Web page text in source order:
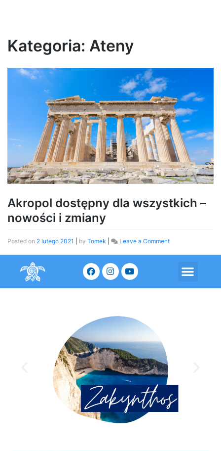
Kategoria: Ateny
Akropol dostępny dla wszystkich –
nowości i zmiany
Posted on 2 lutego 2021 by Tomek Leave a Comment